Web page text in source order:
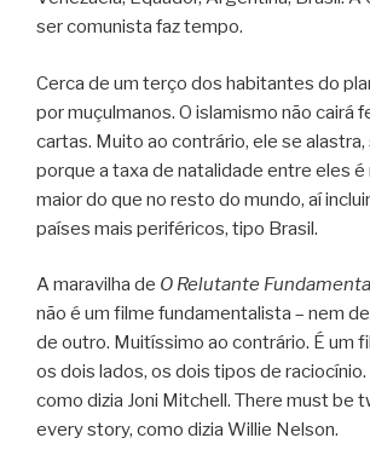
ser comunista faz tempo.
Cerca de um terço dos habitantes do
por muçulmanos. O islamismo não cairá
cartas. Muito ao contrário, ele se alastra,
porque a taxa de natalidade entre eles
maior do que no resto do mundo, aí
países mais periféricos, tipo Brasil.
A maravilha de O Relutante
não é um filme fundamentalista – nem
de outro. Muitíssimo ao contrário. É um
os dois lados, os dois tipos de
como dizia Joni Mitchell. There must be
every story, como dizia Willie Nelson.